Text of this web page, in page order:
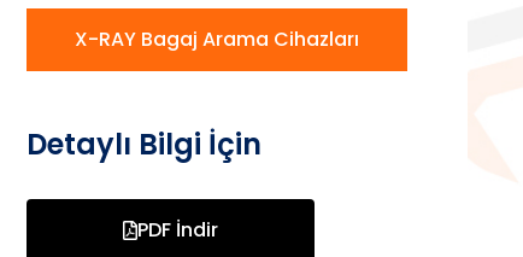
X-RAY Bagaj Arama Cihazları
Detaylı Bilgi İçin
PDF İndir